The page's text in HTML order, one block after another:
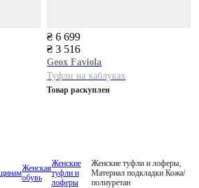
₴ 6 699
₴ 3 516
Geox Faviola
Туфли на каблуках
Товар раскуплен
Женская
обувь
Женские
туфли и
лоферы
Женские туфли и лоферы,
Материал подкладки Кожа/
полиуретан